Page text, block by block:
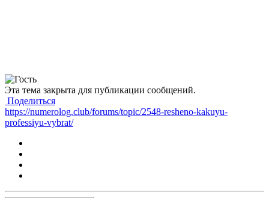
Эта тема закрыта для публикации сообщений.
Поделиться
https://numerolog.club/forums/topic/2548-resheno-kakuyu-
professiyu-vybrat/